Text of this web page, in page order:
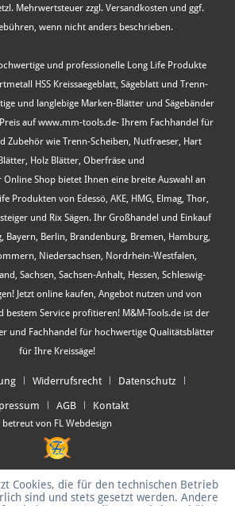
Mehrwertsteuer zzgl. Versandkosten und ggf.
wenn nicht anders beschrieben.
und professionelle Long Life Produkte
HSS Kreissaegeblatt, Sägeblatt und Trenn-
und langlebige Marken-Blätter und Sägebänder
auf www.mm-tools.de- Ihrem Fachhandel für
Zubehör wie Trenn-Scheiben, Nutfraeser, Hart
Holz Blätter, Oberfräse und
Online Shop bietet Ihnen eine breite Auswahl an
Produkten von Edessö, AKE, HMG, Elmag, Thor,
und Rix Sägen. Ihr Großhandel und Einkauf
Bayern, Berlin, Brandenburg, Bremen, Hamburg,
Niedersachsen, Nordrhein-Westfalen,
Sachsen, Sachsen-Anhalt, Hessen, Schleswig-
Jetzt online kaufen, Angebot nutzen und von
bestem Service profitieren! M&M-Tools.de ist der
und Fachhandel für hochwertige Qualitätsblätter
für Ihre Kreissäge!
Widerrufsrecht Datenschutz
AGB Kontakt
betreut von FL Webdesign
Cookies, die für den technischen Betrieb
sind und stets gesetzt werden. Andere